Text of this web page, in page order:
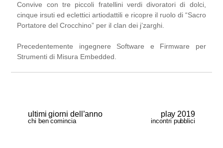
Convive con tre piccoli fratellini verdi divoratori di dolci,
cinque irsuti ed eclettici artiodattili e ricopre il ruolo di “Sacro
Portatore del Crocchino” per il clan dei j’zarghi.
Precedentemente ingegnere Software e Firmware per
Strumenti di Misura Embedded.
ultimi giorni dell’anno
chi ben comincia
play 2019
incontri pubblici